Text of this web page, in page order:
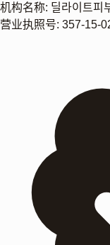
机构名称: 딜라이트피
营业执照号: 357-15-